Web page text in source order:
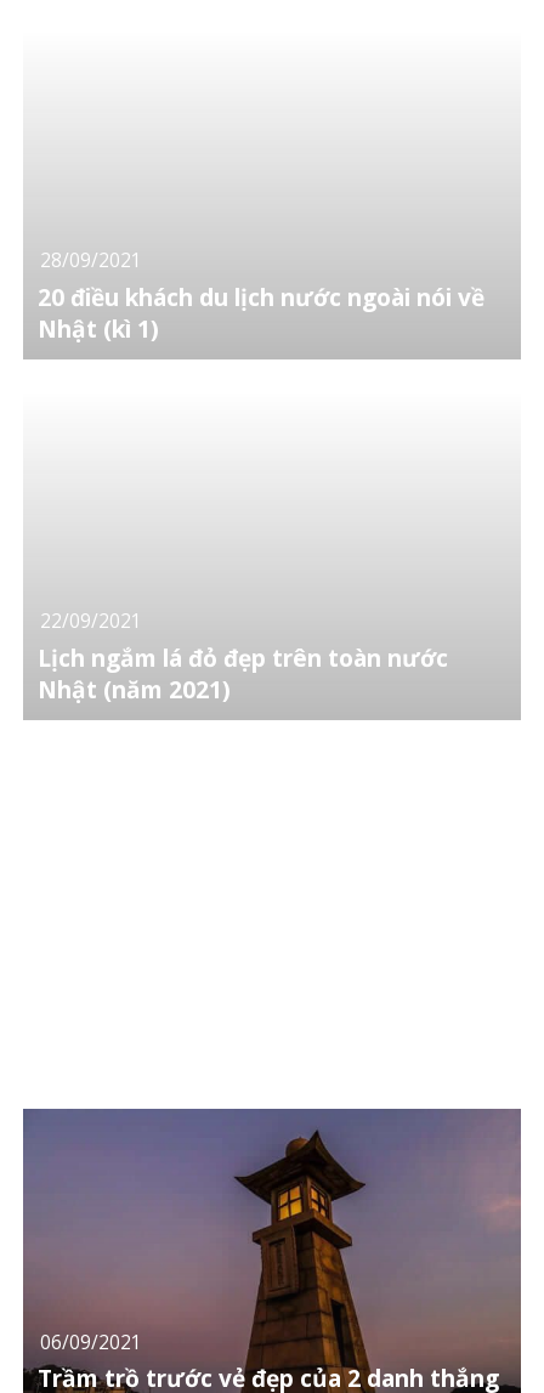
28/09/2021
20 điều khách du lịch nước ngoài nói về
Nhật (kì 1)
22/09/2021
Lịch ngắm lá đỏ đẹp trên toàn nước
Nhật (năm 2021)
06/09/2021
Trầm trồ trước vẻ đẹp của 2 danh thắng